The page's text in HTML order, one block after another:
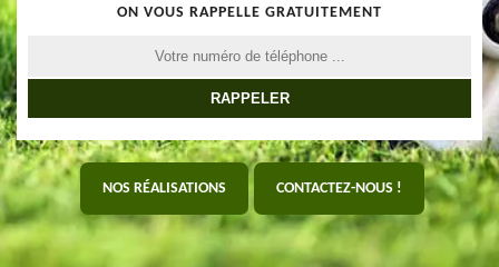
ON VOUS RAPPELLE GRATUITEMENT
NOS RÉALISATIONS CONTACTEZ-NOUS !